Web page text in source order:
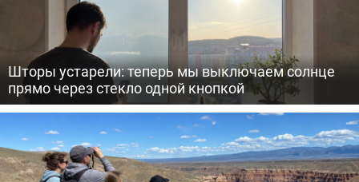
Шторы устарели: теперь мы выключаем солнце
прямо через стекло одной кнопкой